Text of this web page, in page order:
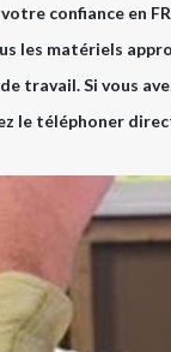
confiance en
les matériels
travail. Si vous
le téléphoner